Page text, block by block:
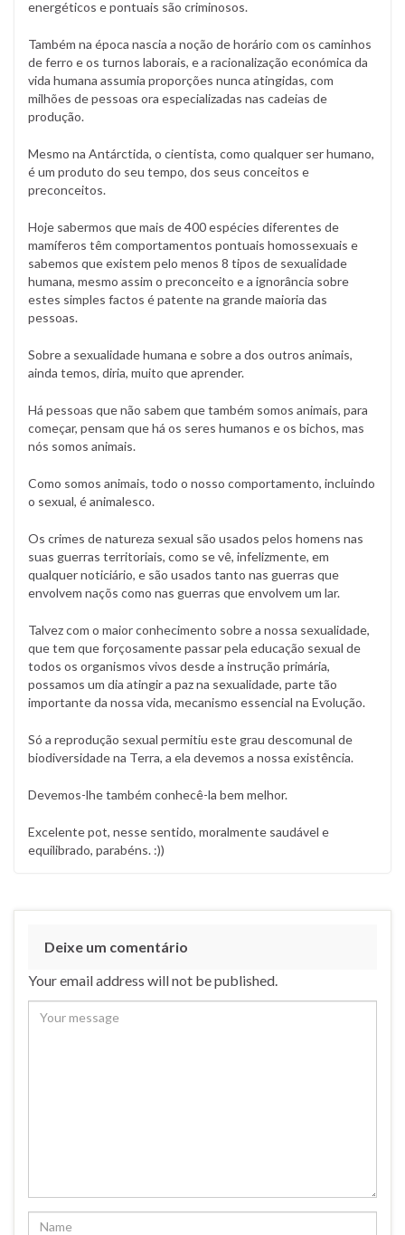
energéticos e pontuais são criminosos.
Também na época nascia a noção de horário com os caminhos
de ferro e os turnos laborais, e a racionalização económica da
vida humana assumia proporções nunca atingidas, com
milhões de pessoas ora especializadas nas cadeias de
produção.
Mesmo na Antárctida, o cientista, como qualquer ser humano,
é um produto do seu tempo, dos seus conceitos e
preconceitos.
Hoje sabermos que mais de 400 espécies diferentes de
mamíferos têm comportamentos pontuais homossexuais e
sabemos que existem pelo menos 8 tipos de sexualidade
humana, mesmo assim o preconceito e a ignorância sobre
estes simples factos é patente na grande maioria das
pessoas.
Sobre a sexualidade humana e sobre a dos outros animais,
ainda temos, diria, muito que aprender.
Há pessoas que não sabem que também somos animais, para
começar, pensam que há os seres humanos e os bichos, mas
nós somos animais.
Como somos animais, todo o nosso comportamento, incluindo
o sexual, é animalesco.
Os crimes de natureza sexual são usados pelos homens nas
suas guerras territoriais, como se vê, infelizmente, em
qualquer noticiário, e são usados tanto nas guerras que
envolvem naçõs como nas guerras que envolvem um lar.
Talvez com o maior conhecimento sobre a nossa sexualidade,
que tem que forçosamente passar pela educação sexual de
todos os organismos vivos desde a instrução primária,
possamos um dia atingir a paz na sexualidade, parte tão
importante da nossa vida, mecanismo essencial na Evolução.
Só a reprodução sexual permitiu este grau descomunal de
biodiversidade na Terra, a ela devemos a nossa existência.
Devemos-lhe também conhecê-la bem melhor.
Excelente pot, nesse sentido, moralmente saudável e
equilibrado, parabéns. :))
Deixe um comentário
Your email address will not be published.